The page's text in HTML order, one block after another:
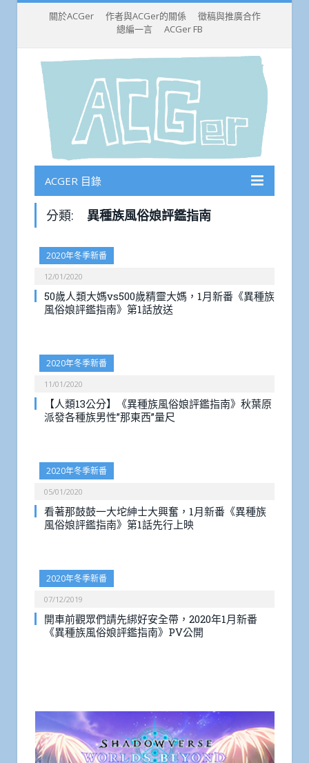
關於ACGer 作者與ACGer的關係
徵稿與推廣合作
總編一言
ACGer FB
ACGER 目錄
分類: 異種族風俗娘評鑑指南
2020年冬季新番
12/01/2020
50歲人類大媽vs500歲精靈大媽，1月新番《異種族
風俗娘評鑑指南》第1話放送
2020年冬季新番
11/01/2020
【人類13公分】《異種族風俗娘評鑑指南》秋葉原
派發各種族男性”那東西”量尺
2020年冬季新番
05/01/2020
看著那鼓鼓一大坨紳士大興奮，1月新番《異種族
風俗娘評鑑指南》第1話先行上映
2020年冬季新番
07/12/2019
開車前觀眾們請先綁好安全帶，2020年1月新番
《異種族風俗娘評鑑指南》PV公開